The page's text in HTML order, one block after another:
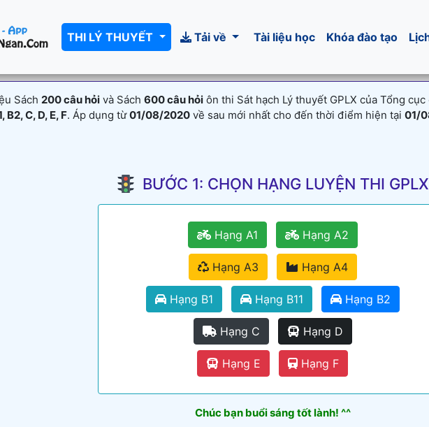
THI LÝ THUYẾT Tải về Tài liệu học Khóa đào tạo
Sách 200 câu hỏi và Sách 600 câu hỏi ôn thi Sát hạch Lý thuyết GPLX của Tổng
B2, C, D, E, F. Áp dụng từ01/08/2020 về sau mới nhất cho đến thời điểm hiện tại 01/
BƯỚC 1: CHỌN HẠNG LUYỆN THI GPLX
Hạng A1 Hạng A2
Hạng A3 Hạng A4
Hạng B1 Hạng B11 Hạng B2
Hạng C Hạng D
Hạng E Hạng F
Chúc bạn buổi sáng tốt lành! ^^